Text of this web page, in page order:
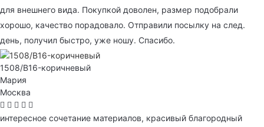
для внешнего вида. Покупкой доволен, размер подобрали
хорошо, качество порадовало. Отправили посылку на след.
день, получил быстро, уже ношу. Спасибо.
1508/B16-коричневый
Мария
Москва
интересное сочетание материалов, красивый благородный